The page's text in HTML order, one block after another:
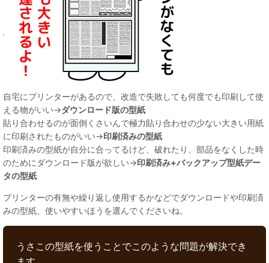
自宅にプリンターがあるので、改造で失敗しても何度でも印刷して使
える物がいい→ダウンロード版の型紙
貼り合わせるのが面倒くさいんで極力貼り合わせの少ない大きい用紙
に印刷されたものがいい→印刷済みの型紙
印刷済みの型紙が自分に合ってるけど、破れたり、部品をなくした時
のためにダウンロード版が欲しい→印刷済み+バックアップ型紙デー
タの型紙
プリンターの有無や繰り返し使用するかなどでダウンロードや印刷済
みの型紙、使いやすいほうを選んでくださいね。
うさこの型紙を使うことでこのような問題が解決でき